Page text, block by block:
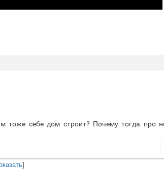
себе дом строит? Почему тогда про
]